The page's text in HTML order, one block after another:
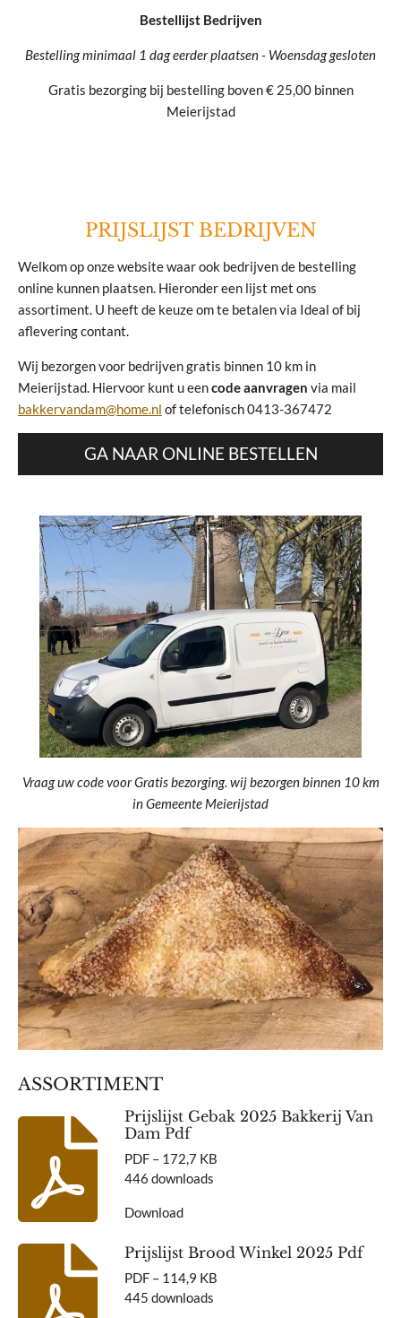
Bestellijst Bedrijven
Bestelling minimaal 1 dag eerder plaatsen - Woensdag gesloten
Gratis bezorging bij bestelling boven € 25,00 binnen
Meierijstad
PRIJSLIJST BEDRIJVEN
Welkom op onze website waar ook bedrijven de bestelling
online kunnen plaatsen. Hieronder een lijst met ons
assortiment. U heeft de keuze om te betalen via Ideal of bij
aflevering contant.
Wij bezorgen voor bedrijven gratis binnen 10 km in
Meierijstad. Hiervoor kunt u eencode aanvragen via mail
bakkervandam@home.nl of telefonisch 0413-367472
GA NAAR ONLINE BESTELLEN
Vraag uw code voor Gratis bezorging. wij bezorgen binnen 10 km
in Gemeente Meierijstad
ASSORTIMENT
Prijslijst Gebak 2025 Bakkerij Van
Dam Pdf
PDF – 172,7 KB
446 downloads
Download
Prijslijst Brood Winkel 2025 Pdf
PDF – 114,9 KB
445 downloads